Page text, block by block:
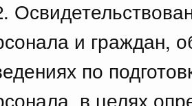
и граждан,
по
в целях
10 июля, пятница